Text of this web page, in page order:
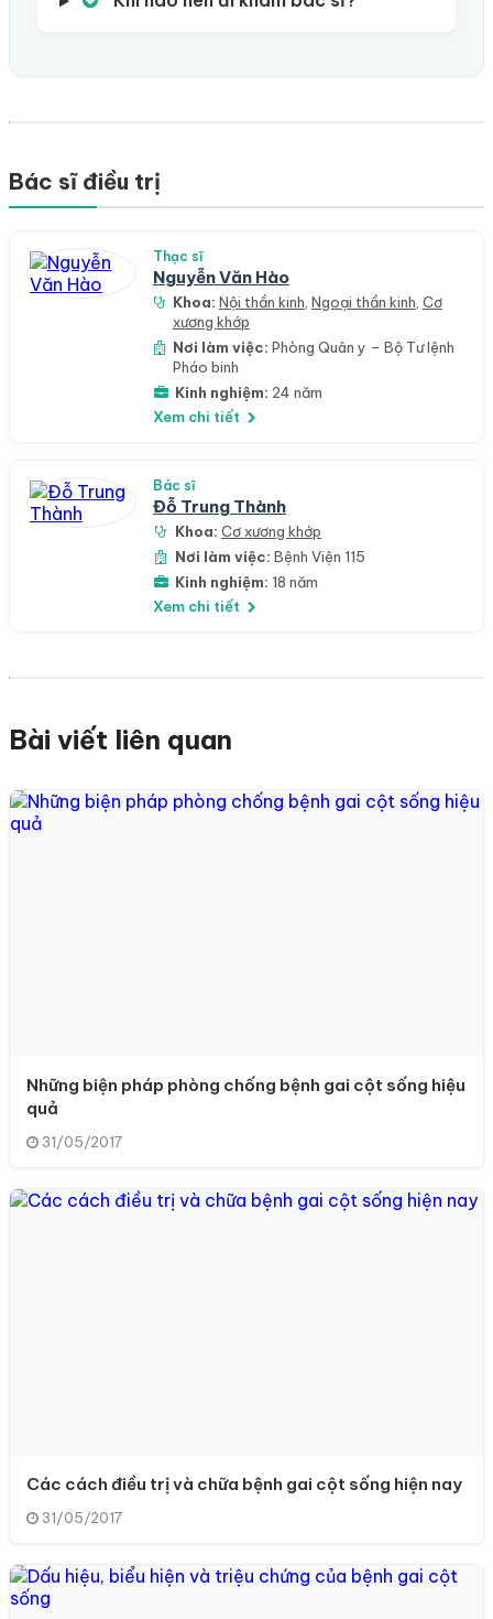
Bác sĩ điều trị
Thạc sĩ
Nguyễn Văn Hào
Khoa: Nội thần kinh, Ngoại thần kinh, Cơ
xương khớp
Nơi làm việc: Phòng Quân y – Bộ Tư lệnh
Pháo binh
Kinh nghiệm: 24 năm
Xem chi tiết
Bác sĩ
Đỗ Trung Thành
Khoa: Cơ xương khớp
Nơi làm việc: Bệnh Viện 115
Kinh nghiệm: 18 năm
Xem chi tiết
Bài viết liên quan
Những biện pháp phòng chống bệnh gai cột sống hiệu
quả
31/05/2017
Các cách điều trị và chữa bệnh gai cột sống hiện nay
31/05/2017